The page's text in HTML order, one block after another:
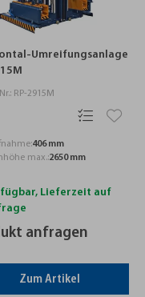
Umreifungsanlage
RP-2915M
406 mm
max.:2650 mm
Lieferzeit auf
anfragen
Zum Artikel